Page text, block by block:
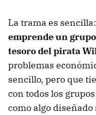
La trama es
emprende un
tesoro del pirata
problemas
sencillo, pero que
con todos los
como algo